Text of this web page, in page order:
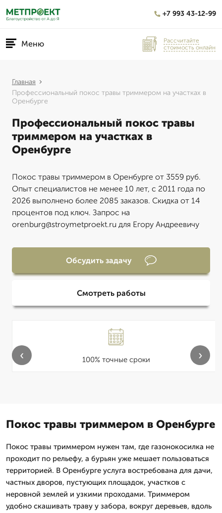
+7 993 43-12-99
Меню
Рассчитайте
стоимость онлайн
Главная
Профессиональный покос травы триммером на участках в
Оренбурге
Профессиональный покос травы
триммером на участках в
Оренбурге
Покос травы триммером в Оренбурге от 3559 руб.
Опыт специалистов не менее 10 лет, с 2011 года по
2026 выполнено более 2085 заказов. Скидка от 14
процентов под ключ. Запрос на
orenburg@stroymetproekt.ru для Егору Андреевичу
Обсудить задачу
Смотреть работы
100% точные сроки
‹ ›
Покос травы триммером в Оренбурге
Покос травы триммером нужен там, где газонокосилка не
проходит по рельефу, а бурьян уже мешает пользоваться
территорией. В Оренбурге услуга востребована для дачи,
частных дворов, пустующих площадок, участков с
неровной землей и узкими проходами. Триммером
удобно скашивать траву у забора, вокруг деревьев, вдоль